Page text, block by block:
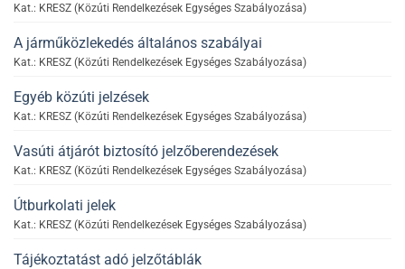
Kat.: KRESZ (Közúti Rendelkezések Egységes Szabályozása)
A járműközlekedés általános szabályai
Kat.: KRESZ (Közúti Rendelkezések Egységes Szabályozása)
Egyéb közúti jelzések
Kat.: KRESZ (Közúti Rendelkezések Egységes Szabályozása)
Vasúti átjárót biztosító jelzőberendezések
Kat.: KRESZ (Közúti Rendelkezések Egységes Szabályozása)
Útburkolati jelek
Kat.: KRESZ (Közúti Rendelkezések Egységes Szabályozása)
Tájékoztatást adó jelzőtáblák